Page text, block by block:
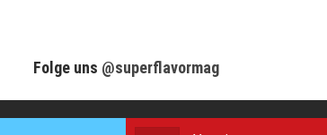
Folge uns @superflavormag